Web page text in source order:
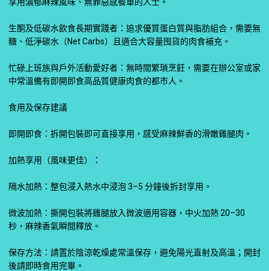
生酮及低碳水飲食長期實踐者：追求優質蛋白質與脂肪組合，需要無
糖、低淨碳水（Net Carbs）且適合大容量囤貨的肉食補充。
忙碌上班族與戶外活動愛好者：無時間繁瑣烹飪，需要在辦公室或家
中常溫備有即開即食高品質健康肉食的都市人。
食用及保存建議
即開即食：拆開包裝即可直接享用，感受麻辣鮮香的滑嫩雞腿肉。
加熱享用（風味更佳）：
隔水加熱：整包浸入熱水中浸泡 3–5 分鐘後拆封享用。
微波加熱：撕開包裝將雞腿放入微波適用容器，中火加熱 20–30
秒，麻辣香氣瞬間釋放。
保存方法：請置於陰涼乾燥處常溫保存，避免陽光直射及高溫；開封
後請即時食用完畢。